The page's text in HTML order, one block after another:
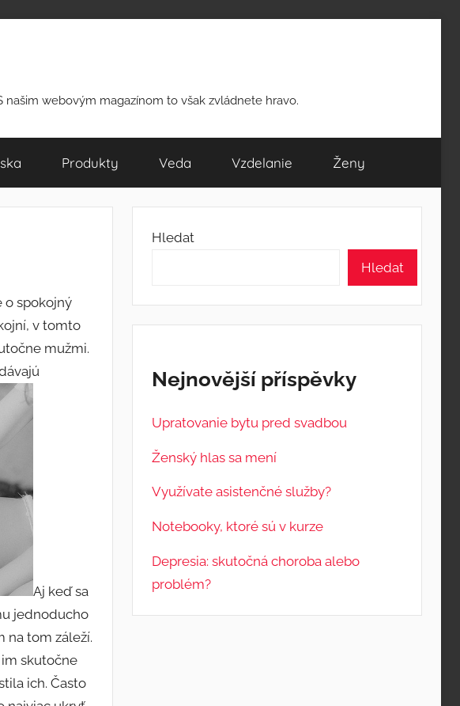
webovým magazínom to však zvládnete hravo.
Produkty Veda Vzdelanie Ženy
o spokojný
v tomto
mužmi.
Aj keď sa
jednoducho
na tom záleží.
skutočne
ich. Často
Hledat
Hledat
Nejnovější příspěvky
Upratovanie bytu pred svadbou
Ženský hlas sa mení
Využívate asistenčné služby?
Notebooky, ktoré sú v kurze
Depresia: skutočná choroba alebo
problém?